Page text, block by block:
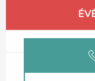
Ouverture